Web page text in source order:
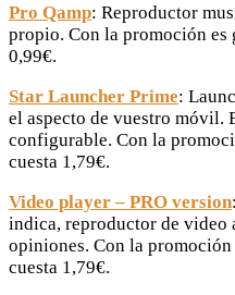
Pro Qamp: Reproductor
propio. Con la promoción es
0,99€.
Star Launcher Prime:
el aspecto de vuestro móvil.
configurable. Con la
cuesta 1,79€.
Video player – PRO version
indica, reproductor de video
opiniones. Con la
cuesta 1,79€.